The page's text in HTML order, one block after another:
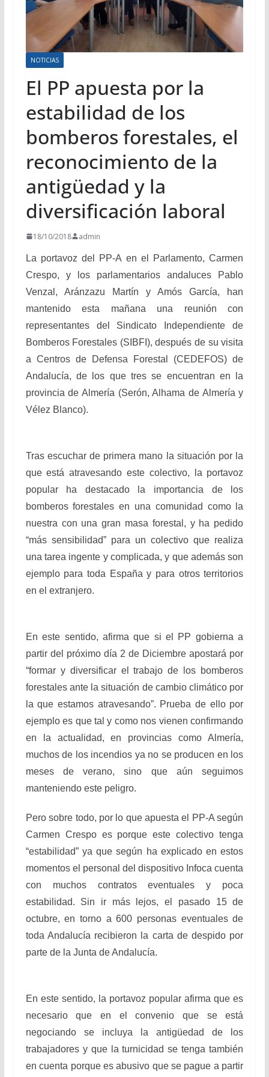
NOTICIAS
El PP apuesta por la
estabilidad de los
bomberos forestales, el
reconocimiento de la
antigüedad y la
diversificación laboral
18/10/2018 admin
La portavoz del PP-A en el Parlamento, Carmen
Crespo, y los parlamentarios andaluces Pablo
Venzal, Aránzazu Martín y Amós García, han
mantenido esta mañana una reunión con
representantes del Sindicato Independiente de
Bomberos Forestales (SIBFI), después de su visita
a Centros de Defensa Forestal (CEDEFOS) de
Andalucía, de los que tres se encuentran en la
provincia de Almería (Serón, Alhama de Almería y
Vélez Blanco).
Tras escuchar de primera mano la situación por la
que está atravesando este colectivo, la portavoz
popular ha destacado la importancia de los
bomberos forestales en una comunidad como la
nuestra con una gran masa forestal, y ha pedido
“más sensibilidad” para un colectivo que realiza
una tarea ingente y complicada, y que además son
ejemplo para toda España y para otros territorios
en el extranjero.
En este sentido, afirma que si el PP gobierna a
partir del próximo día 2 de Diciembre apostará por
“formar y diversificar el trabajo de los bomberos
forestales ante la situación de cambio climático por
la que estamos atravesando”. Prueba de ello por
ejemplo es que tal y como nos vienen confirmando
en la actualidad, en provincias como Almería,
muchos de los incendios ya no se producen en los
meses de verano, sino que aún seguimos
manteniendo este peligro.
Pero sobre todo, por lo que apuesta el PP-A según
Carmen Crespo es porque este colectivo tenga
“estabilidad” ya que según ha explicado en estos
momentos el personal del dispositivo Infoca cuenta
con muchos contratos eventuales y poca
estabilidad. Sin ir más lejos, el pasado 15 de
octubre, en torno a 600 personas eventuales de
toda Andalucía recibieron la carta de despido por
parte de la Junta de Andalucía.
En este sentido, la portavoz popular afirma que es
necesario que en el convenio que se está
negociando se incluya la antigüedad de los
trabajadores y que la turnicidad se tenga también
en cuenta porque es abusivo que se pague a partir